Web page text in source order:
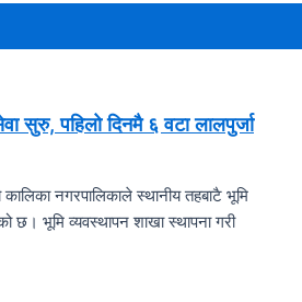
सुरु, पहिलो दिनमै ६ वटा लालपुर्जा
नगरपालिकाले स्थानीय तहबाटै भूमि
छ। भूमि व्यवस्थापन शाखा स्थापना गरी